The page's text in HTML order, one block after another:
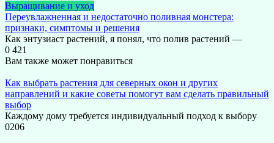
Выращивание и уход
Переувлажненная и недостаточно поливная монстера:
признаки, симптомы и решения
Как энтузиаст растений, я понял, что полив растений —
0 421
Вам также может понравиться
Как выбрать растения для северных окон и других
направлений и какие советы помогут вам сделать правильный
выбор
Каждому дому требуется индивидуальный подход к выбору
0206